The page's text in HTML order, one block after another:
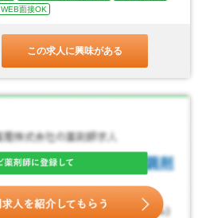
WEB面接OK
この求人に興味がある